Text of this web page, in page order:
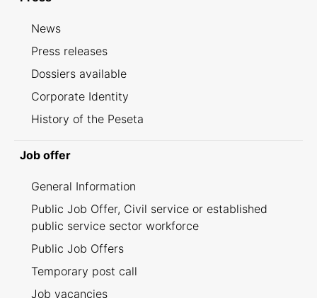
News
Press releases
Dossiers available
Corporate Identity
History of the Peseta
Job offer
General Information
Public Job Offer, Civil service or established
public service sector workforce
Public Job Offers
Temporary post call
Job vacancies